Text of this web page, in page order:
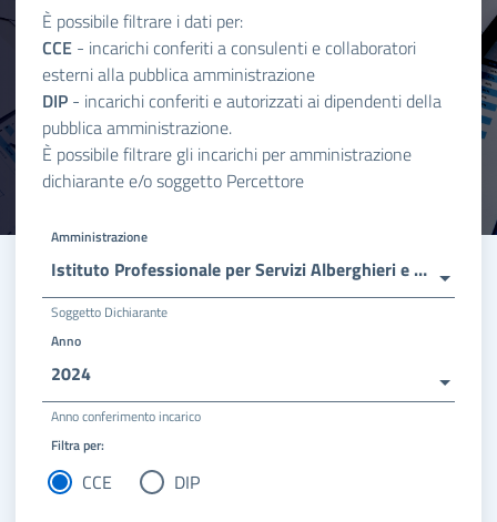
È possibile filtrare i dati per:
CCE - incarichi conferiti a consulenti e collaboratori
esterni alla pubblica amministrazione
DIP - incarichi conferiti e autorizzati ai dipendenti della
pubblica amministrazione.
È possibile filtrare gli incarichi per amministrazione
dichiarante e/o soggetto Percettore
Amministrazione
Istituto Professionale per Servizi Alberghieri e della Ristorazione - Ipsar Costa Smeralda Arzachena
Soggetto Dichiarante
Anno
2024
Anno conferimento incarico
Filtra per:
CCE DIP